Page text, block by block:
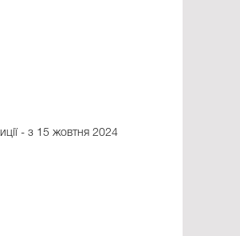
- з 15 жовтня 2024